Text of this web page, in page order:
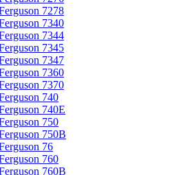
7278
7340
7344
7345
7347
7360
7370
740
740E
750
750B
76
760
760B